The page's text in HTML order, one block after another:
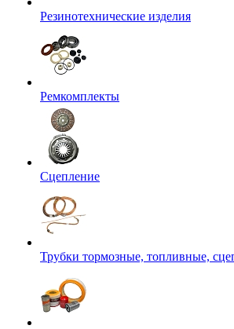
Резинотехнические изделия
Ремкомплекты
Сцепление
Трубки тормозные, топливные,